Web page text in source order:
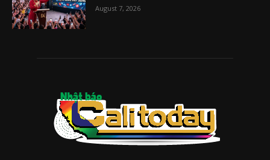
August 7, 2026